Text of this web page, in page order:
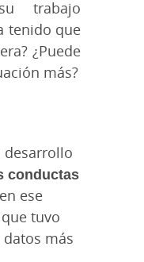
trabajo
tenido que
¿Puede
más?
desarrollo
conductas
ese
tuvo
más